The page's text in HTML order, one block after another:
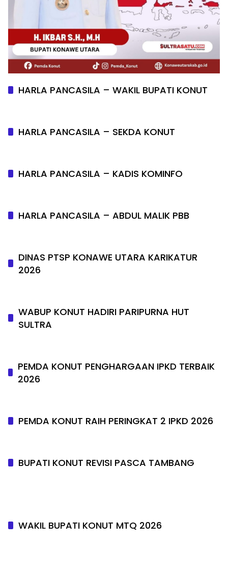
HARLA PANCASILA – WAKIL BUPATI KONUT
HARLA PANCASILA – SEKDA KONUT
HARLA PANCASILA – KADIS KOMINFO
HARLA PANCASILA – ABDUL MALIK PBB
DINAS PTSP KONAWE UTARA KARIKATUR
2026
WABUP KONUT HADIRI PARIPURNA HUT
SULTRA
PEMDA KONUT PENGHARGAAN IPKD TERBAIK
2026
PEMDA KONUT RAIH PERINGKAT 2 IPKD 2026
BUPATI KONUT REVISI PASCA TAMBANG
WAKIL BUPATI KONUT MTQ 2026